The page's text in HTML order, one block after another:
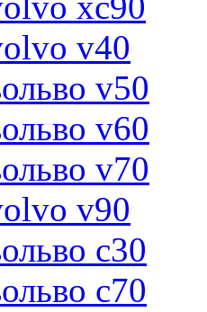
v40
v50
v60
v70
v90
c30
c70